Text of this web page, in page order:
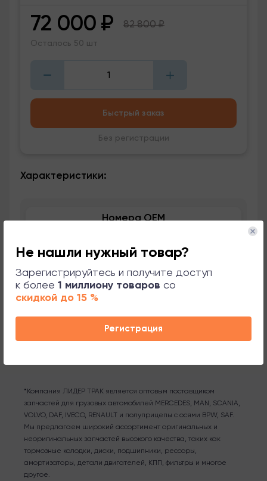
Не нашли нужный товар?
Зарегистрируйтесь и получите доступ
к более 1 миллиону товаров со
скидкой до 15 %
Регистрация
72 000 ₽ 82 800₽
Осталось 50 шт
Быстрый заказ
Без регистрации
Характеристики:
Номера OEM
Применяемость
Сопутствующие товары
*Компания ЛИДЕР ТРАК является оптовым поставщиком
запчастей для грузовых автомобилей MERCEDES, MAN, SCANIA,
VOLVO, DAF, IVECO, RENAULT и полуприцепы с осями BPW, SAF.
Мы предлагаем широкий ассортимент оригинальных и
неоригинальных запчастей высокого качества, таких как
тормозные колодки, диски, подшипники, рессоры,
амортизаторы, детали двигателей, КПП, фильтры и многое
другое.